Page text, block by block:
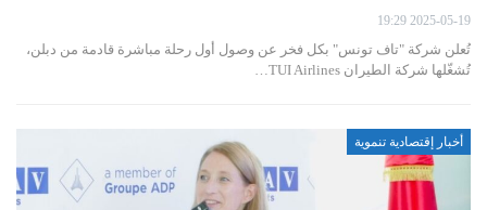
2025-05-19 19:29
تُعلن شركة "تاف تونس" بكل فخر عن وصول أول رحلة مباشرة قادمة من دبلن،
تُشغّلها شركة الطيران TUI Airlines…
أخبار إقتصادية تنموية